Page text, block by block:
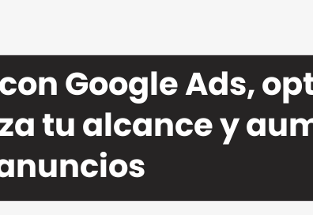
Google Ads,
tu alcance y